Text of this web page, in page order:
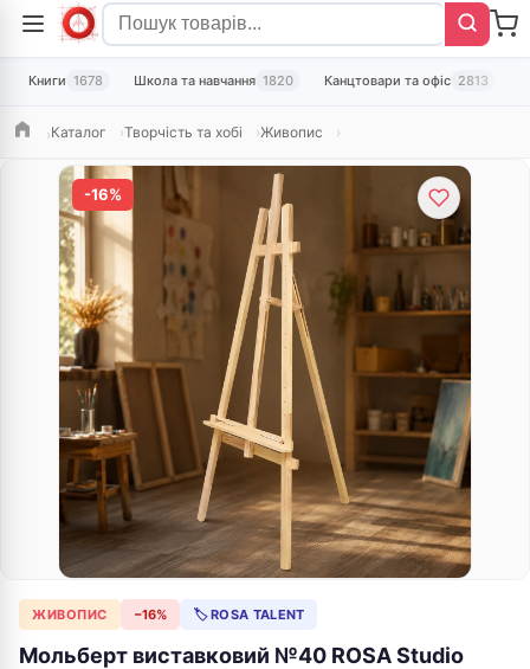
Книги 1678 Школа та навчання 1820 Канцтовари та офіс 2813
ГоловнаКаталог Творчість та хобі Живопис
-16%
ЖИВОПИС −16% 🏷 ROSA TALENT
Мольберт виставковий №40 ROSA Studio